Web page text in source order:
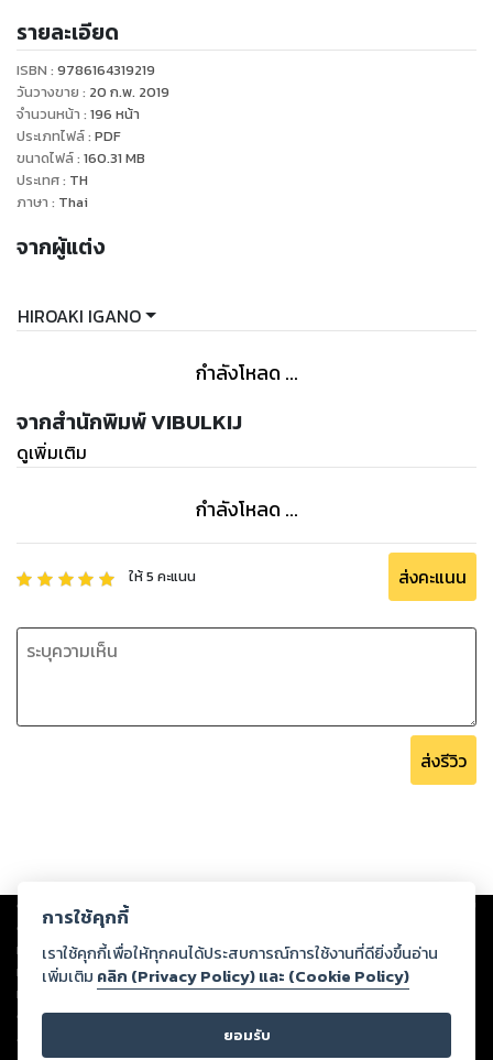
แล้วก็น้องชาย!!
รายละเอียด
ISBN : 9786164319219
วันวางขาย : 20 ก.พ. 2019
จำนวนหน้า : 196 หน้า
ประเภทไฟล์: PDF
ขนาดไฟล์: 160.31 MB
ประเทศ: TH
ภาษา : Thai
จากผู้แต่ง
HIROAKI IGANO
กำลังโหลด ...
จากสำนักพิมพ์ VIBULKIJ
ดูเพิ่มเติม
กำลังโหลด ...
ให้5 คะแนน ส่งคะแนน
ส่งรีวิว
Copyright © 2026
ต่อผลงานหรือเนื้อหาใดที่อัปโหลดผ่านเว็บไซต์และปรากฏว่าละเมิดสิทธิใน
ทรัพย์สินทางปัญญาของบุคคลอื่นหรือขัดต่อกฎหมายและศีลธรรม ดังนั้น ผู้อ่าน
ทุกท่านโปรดใช้วิจารณญาณในการกลั่นกรองด้วยตนเอง และหากท่านพบว่าส่วน
หนึ่งส่วนใดขัดต่อกฎหมายและศีลธรรม กรุณาแจ้งมายังบริษัท เพื่อทีมงานจะได้
ดำเนินการในทันที ทั้งนี้ ทางสตอรี่ล็อกขอสงวนลิขสิทธิ์ตามพระราชบัญญัติ
ลิขสิทธิ์ พ.ศ. 2537 (ฉบับล่าสุด)
การใช้คุกกี้
เราใช้คุกกี้เพื่อให้ทุกคนได้ประสบการณ์การใช้งานที่ดียิ่งขึ้นอ่าน
เพิ่มเติม คลิก (Privacy Policy) และ (Cookie Policy)
ยอมรับ